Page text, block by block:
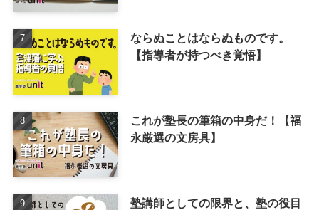
ならぬことはならぬものです。
【指導者が持つべき覚悟】
これが塾長の筆箱の中身だ！【福
永厳選の文房具】
塾講師としての限界と、塾の役目